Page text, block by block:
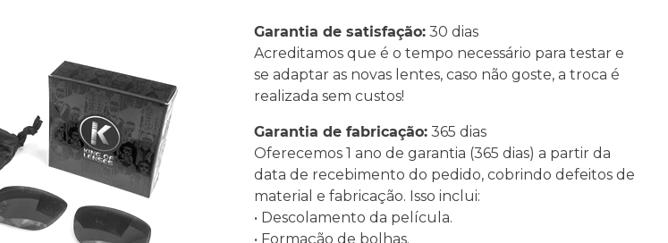
Garantia de satisfação:30 dias
Acreditamos que é o tempo necessário para testar e
se adaptar as novas lentes, caso não goste, a troca é
realizada sem custos!
Garantia de fabricação:365 dias
Oferecemos 1 ano de garantia (365 dias) a partir da
data de recebimento do pedido, cobrindo defeitos de
material e fabricação. Isso inclui:
• Descolamento da película.
• Formação de bolhas.